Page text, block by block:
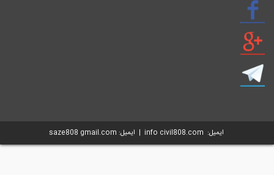
ایمیل: info civil808.com | ایمیل: saze808 gmail.com